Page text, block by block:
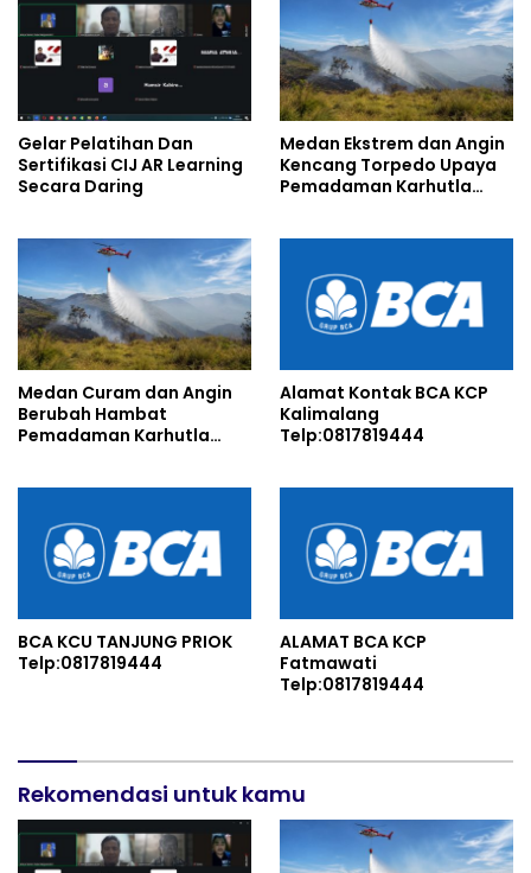
Gelar Pelatihan Dan
Sertifikasi CIJ AR Learning
Secara Daring
Medan Ekstrem dan Angin
Kencang Torpedo Upaya
Pemadaman Karhutla
Medan Curam dan Angin
Berubah Hambat
Pemadaman Karhutla
Alamat Kontak BCA KCP
Kalimalang
Telp:0817819444
BCA KCU TANJUNG PRIOK
Telp:0817819444
ALAMAT BCA KCP
Fatmawati
Telp:0817819444
Rekomendasi untuk kamu